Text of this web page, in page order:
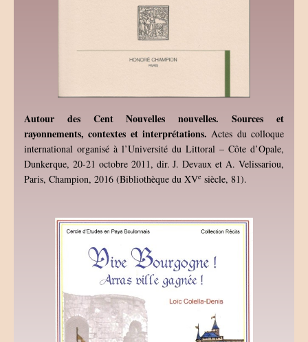
Autour des Cent Nouvelles nouvelles. Sources et
rayonnements, contextes et interprétations. Actes du colloque
international organisé à l’Université du Littoral – Côte d’Opale,
Dunkerque, 20-21 octobre 2011, dir. J. Devaux et A. Velissariou,
Paris, Champion, 2016 (Bibliothèque du XVe siècle, 81).